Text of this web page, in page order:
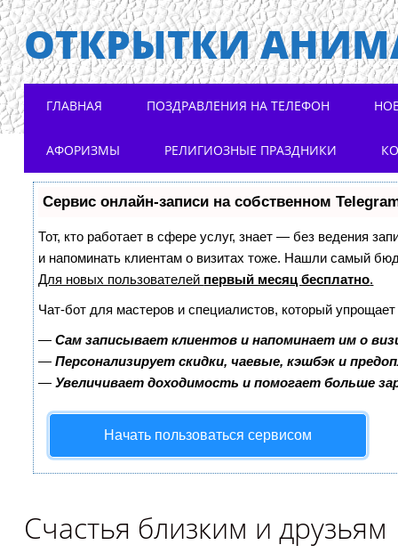
ОТКРЫТКИ
Main menu
ГЛАВНАЯ ПОЗДРАВЛЕНИЯ НА ТЕЛЕФОН
АФОРИЗМЫ РЕЛИГИОЗНЫЕ ПРАЗДНИКИ
Сервис онлайн-записи на собственном
Тот, кто работает в сфере услуг, знает — без ведения
и напоминать клиентам о визитах тоже. Нашли самый
Для новых пользователей первый месяц бесплатно.
Чат-бот для мастеров и специалистов, который
—Сам записывает клиентов и напоминает им о
—Персонализирует скидки, чаевые, кэшбэк и
—Увеличивает доходимость и помогает больше
Начать пользоваться сервисом
Счастья близким и друзьям